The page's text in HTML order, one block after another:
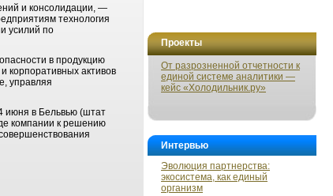
Проекты
От разрозненной отчетности к
единой системе аналитики —
кейс «Холодильник.ру»
Интервью
Эволюция партнерства:
экосистема, как единый
организм
и консолидации, ―
технология
усилий по
в продукцию
корпоративных активов
управляя
июня в Бельвью (штат
компании к решению